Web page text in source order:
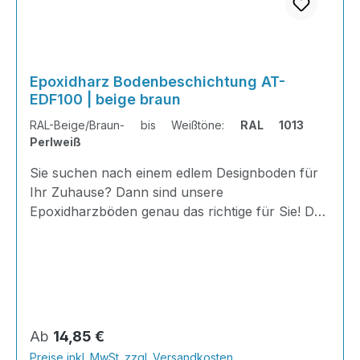
Epoxidharz Bodenbeschichtung AT-
EDF100 | beige braun
RAL-Beige/Braun- bis Weißtöne: RAL 1013
Perlweiß
Sie suchen nach einem edlem Designboden für
Ihr Zuhause? Dann sind unsere
Epoxidharzböden genau das richtige für Sie! Der
Farbkombinationen sind möglich.Von edlen
Naturtönen bis knallig-bunt ist alles möglich!
Regulärer Preis:
Ab 14,85 €
Preise inkl. MwSt. zzgl. Versandkosten